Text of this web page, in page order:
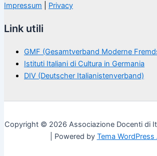
Impressum
Privacy
Link utili
GMF (Gesamtverband Moderne
Istituti Italiani di Cultura in Germania
DIV (Deutscher Italianistenverband)
Copyright © 2026 Associazione Docenti di
| Powered by Tema WordPress